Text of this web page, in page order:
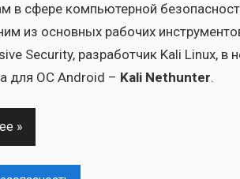
в сфе­ре ком­пью­тер­ной
из основ­ных рабо­чих
Security, раз­ра­бот­чик Kali Linux,
для ОС Android – Kali Nethunter.